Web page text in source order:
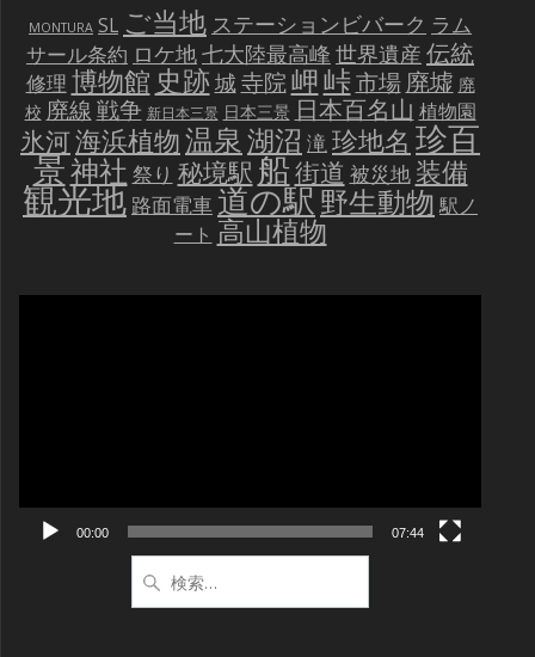
MONTURA SL ご当地 ステーションビバーク ラム
サール条約 ロケ地七大陸最高峰 世界遺産 伝統
修理 博物館 史跡城寺院岬峠市場 廃墟 廃
校 廃線戦争 新日本三景 日本三景 日本百名山 植物園
氷河海浜植物温泉湖沼 滝珍地名 珍百
景神社 祭り 秘境駅船街道 被災地 装備
観光地 路面電車道の駅野生動物 駅ノ
ート 高山植物
00:00 07:44
索: